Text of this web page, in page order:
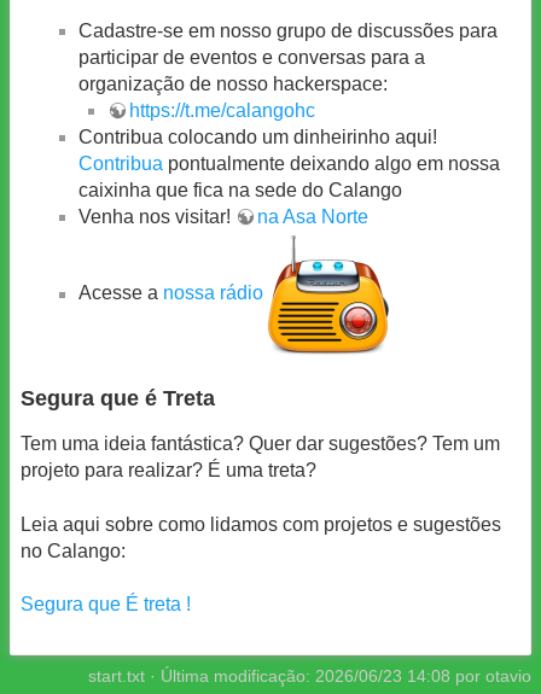
Cadastre-se em nosso grupo de discussões para
participar de eventos e conversas para a
organização de nosso hackerspace:
https://t.me/calangohc
Contribua colocando um dinheirinho aqui!
Contribua pontualmente deixando algo em nossa
caixinha que fica na sede do Calango
Venha nos visitar!
na Asa Norte
Acesse a nossa rádio
Segura que é Treta
Tem uma ideia fantástica? Quer dar sugestões? Tem um
projeto para realizar? É uma treta?
Leia aqui sobre como lidamos com projetos e sugestões
no Calango:
Segura que É treta !
start.txt · Última modificação: 2026/06/23 14:08 por otavio